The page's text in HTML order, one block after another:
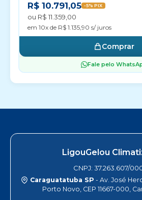
R$ 10.791,05 -5% PIX
ou R$ 11.359,00
em 10x de R$ 1.135,90 s/ juros
Comprar
Fale pelo
LigouGelou
CNPJ: 37.263.607/
Caraguatatuba SP - Av. José
Porto Novo, CEP 11667-000,